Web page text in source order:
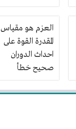
كيبورد رسومي
العزم هو مقياس
المقدرة القوة على
احداث الدوران
صحيح خطأ